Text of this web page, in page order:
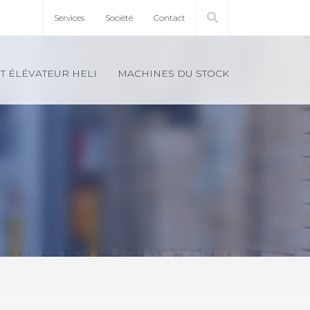
Ser­vices Société Contact
ÉLÉ­VA­TEUR HELI MACHINES DU STOCK